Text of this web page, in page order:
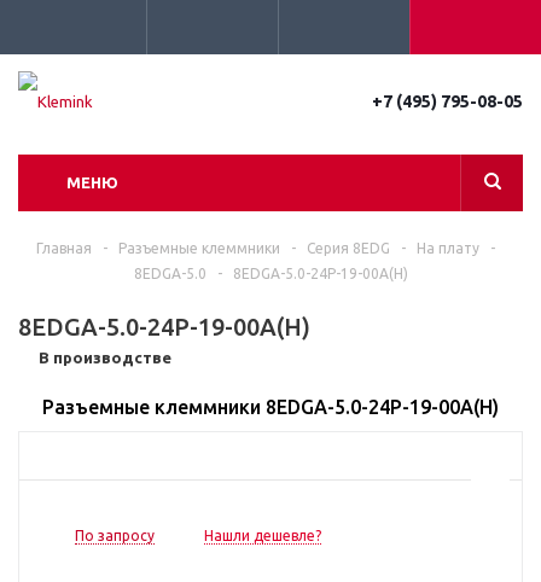
+7 (495) 795-08-05
МЕНЮ
Главная - Разъемные клеммники - Серия 8EDG - На плату
-
8EDGA-5.0
- 8EDGA-5.0-24P-19-00A(H)
8EDGA-5.0-24P-19-00A(H)
В производстве
Разъемные клеммники 8EDGA-5.0-24P-19-00A(H)
По запросу Нашли дешевле?